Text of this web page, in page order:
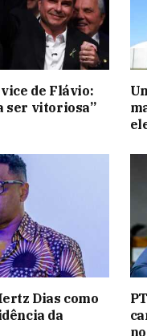
de Flávio:
ser vitoriosa”
Dias como
da